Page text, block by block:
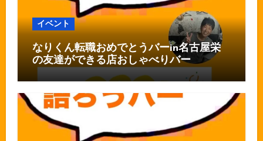
イベント
なりくん転職おめでとうバーin名古屋栄
の友達ができる店おしゃべりバー